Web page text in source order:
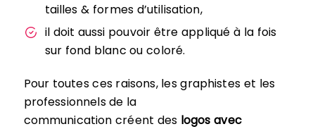
tailles & formes d’utilisation,
il doit aussi pouvoir être appliqué à la fois
sur fond blanc ou coloré.
Pour toutes ces raisons, les graphistes et les
professionnels de la
communication créent des logos avec